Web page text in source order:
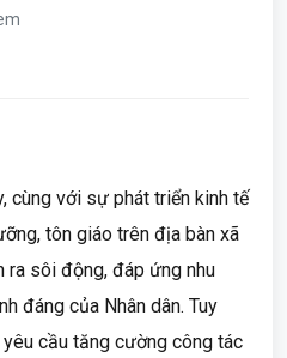
cùng với sự phát triển kinh tế
tôn giáo trên địa bàn xã
ra sôi động, đáp ứng nhu
đáng của Nhân dân. Tuy
cầu tăng cường công tác